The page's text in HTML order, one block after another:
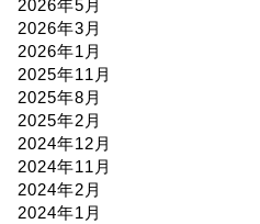
2026年5月
2026年3月
2026年1月
2025年11月
2025年8月
2025年2月
2024年12月
2024年11月
2024年2月
2024年1月